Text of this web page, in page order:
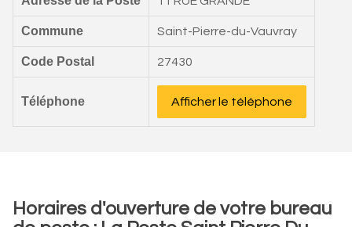
Commune Saint-Pierre-du-Vauvray
Code Postal 27430
Téléphone Afficher le téléphone
Horaires d'ouverture de votre bureau